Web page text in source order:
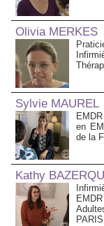
Olivia MERKES
Sylvie MAUREL
en
de la
Kathy